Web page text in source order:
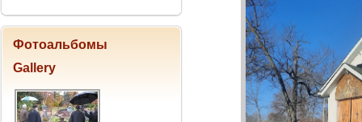
Фотоальбомы
Gallery